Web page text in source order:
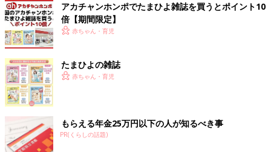
アカチャンホンポでたまひよ雑誌を買うとポイント10
倍【期間限定】
赤ちゃん・育児
たまひよの雑誌
赤ちゃん・育児
もらえる年金25万円以下の人が知るべき事
PR(くらしの話題)